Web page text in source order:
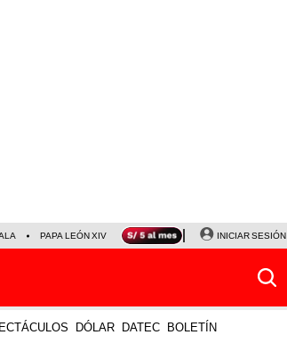
PAPA LEÓN XIV NALDY SALDAÑA LA BELLA LUZ
INICIAR SESIÓN
DÓLAR DATEC BOLETÍN